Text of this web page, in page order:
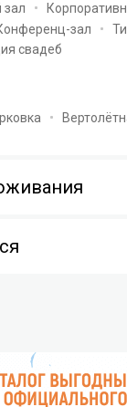
зал
зал
свадеб
указаны при
прибытие